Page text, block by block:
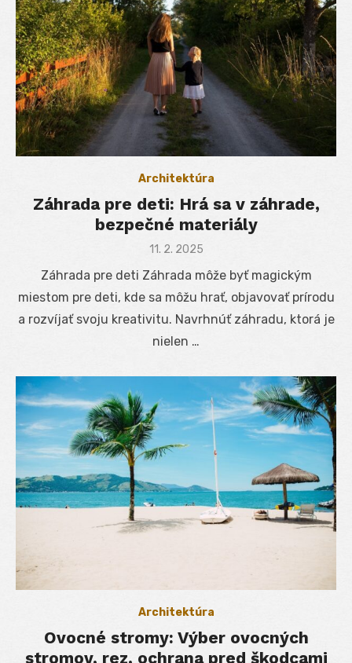
Architektúra
Záhrada pre deti: Hrá sa v záhrade,
bezpečné materiály
Posted
11. 2. 2025
Záhrada pre deti Záhrada môže byť magickým
miestom pre deti, kde sa môžu hrať, objavovať prírodu
a rozvíjať svoju kreativitu. Navrhnúť záhradu, ktorá je
nielen …
Architektúra
Ovocné stromy: Výber ovocných
stromov, rez, ochrana pred škodcami